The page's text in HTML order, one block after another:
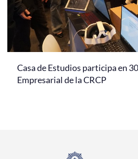
Casa de Estudios participa en
Empresarial de la CRCP